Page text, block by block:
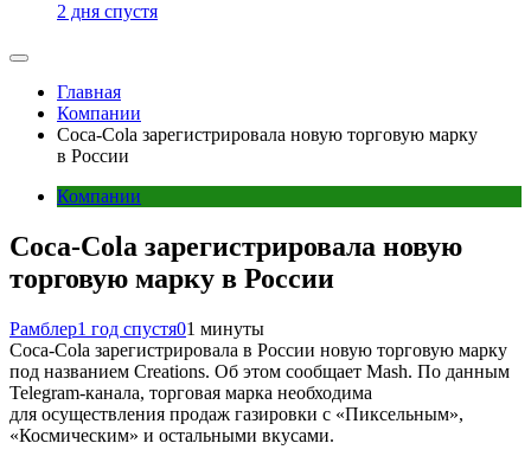
2 дня спустя
Главная
Компании
Coca-Cola зарегистрировала новую торговую марку
в России
Компании
Coca-Cola зарегистрировала новую
торговую марку в России
Рамблер1 год спустя01 минуты
Сoca-Cola зарегистрировала в России новую торговую марку
под названием Creations. Об этом сообщает Mash. По данным
Telegram-канала, торговая марка необходима
для осуществления продаж газировки с «Пиксельным»,
«Космическим» и остальными вкусами.